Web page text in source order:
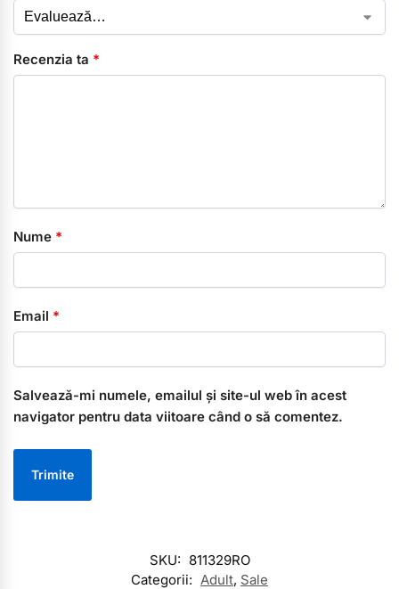
Recenzia ta *
Nume *
Email *
Salvează-mi numele, emailul și site-ul web în acest
navigator pentru data viitoare când o să comentez.
SKU: 811329RO
Categorii: Adult, Sale